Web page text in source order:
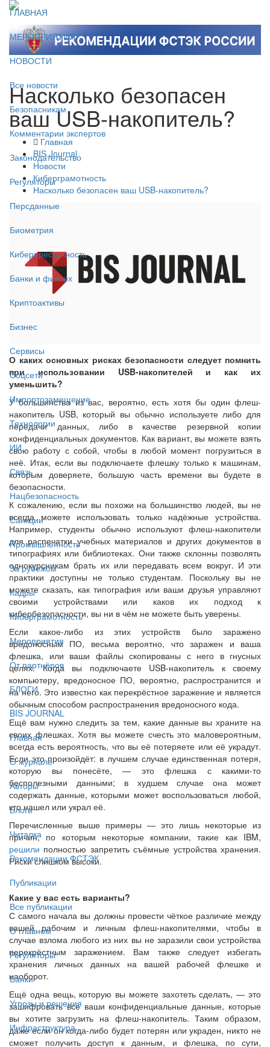
ГЛАВНАЯ
МЕРОПРИЯТИЯ
НОВОСТИ
Все новости
Безопасникам
Комментарии экспертов
Законодательство
Регуляторы
Персданные
Биометрия
Киберпреступность
Банки и финтех
Криптоактивы
Бизнес
Сервисы
Соцсети
Импортозамещение
Технологии
ИИ
Связь
Нацбезопасность
Санкции
Промышленность
За рубежом
Кадры
Киберграмотность
Мероприятия
От партнёров
БЛОГИ
BIS JOURNAL
Главная
О журнале
Авторы
Блоги
Читалка
Рекомендации ФСТЭК
Публикации
Все публикации
О главном
Регуляторы
Банки
Угрозы и решения
Инфраструктура
Насколько безопасен
ваш USB-накопитель?
Главная
BIS Journal
Новости
Киберграмотность
Насколько безопасен ваш USB-накопитель?
О каких основных рисках безопасности следует помнить
при использовании USB-накопителей и как их
уменьшить?
У большинства из вас, вероятно, есть хотя бы один флеш-
накопитель USB, который вы обычно используете либо для
передачи данных, либо в качестве резервной копии
конфиденциальных документов. Как вариант, вы можете взять
свою работу с собой, чтобы в любой момент погрузиться в
неё. Итак, если вы подключаете флешку только к машинам,
которым доверяете, большую часть времени вы будете в
безопасности.
К сожалению, если вы похожи на большинство людей, вы не
всегда можете использовать только надёжные устройства.
Например, студенты обычно используют флеш-накопители
для распечатки учебных материалов и других документов в
типографиях или библиотеках. Они также склонны позволять
однокурсникам брать их или передавать всем вокруг. И эти
практики доступны не только студентам. Поскольку вы не
можете сказать, как типография или ваши друзья управляют
своими устройствами или каков их подход к
кибербезопасности, вы ни в чём не можете быть уверены.
Если какое-либо из этих устройств было заражено
вредоносным ПО, весьма вероятно, что заражен и ваша
флешка, или ваши файлы скопированы с него в гнусных
целях. Когда вы подключаете USB-накопитель к своему
компьютеру, вредоносное ПО, вероятно, распространится и
на него. Это известно как перекрёстное заражение и является
обычным способом распространения вредоносного кода.
Ещё вам нужно следить за тем, какие данные вы храните на
своих флешках. Хотя вы можете счесть это маловероятным,
всегда есть вероятность, что вы её потеряете или её украдут.
Если это произойдёт: в лучшем случае единственная потеря,
которую вы понесёте, — это флешка с какими-то
бесполезными данными; в худшем случае она может
содержать данные, которыми может воспользоваться любой,
кто нашел или украл её.
Перечисленные выше примеры — это лишь некоторые из
причин, по которым некоторые компании, такие как IBM,
решили полностью запретить съёмные устройства хранения.
Риски слишком высоки.
Какие у вас есть варианты?
С самого начала вы должны провести чёткое различие между
вашей рабочим и личным флеш-накопителями, чтобы в
случае взлома любого из них вы не заразили свои устройства
перекрёстным заражением. Вам также следует избегать
хранения личных данных на вашей рабочей флешке и
наоборот.
Ещё одна вещь, которую вы можете захотеть сделать, — это
зашифровать все ваши конфиденциальные данные, которые
вы хотите загрузить на флеш-накопитель. Таким образом,
даже если он когда-либо будет потерян или украден, никто не
сможет получить доступ к данным, и флешка, по сути,